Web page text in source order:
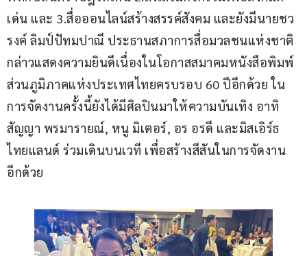
เด่น และ 3.สื่อออนไลน์สร้างสรรค์สังคม และยังมีนายชว
รงค์ ลิมป์ปัทมปาณี ประธานสภาการสื่อมวลชนแห่งชาติ
กล่าวแสดงความยินดีเนื่องในโอกาสสมาคมหนังสือพิมพ์
ส่วนภูมิภาคแห่งประเทศไทยครบรอบ 60 ปีอีกด้วย ใน
การจัดงานครั้งนี้ยังได้มีศิลปินมาให้ความบันเทิง อาทิ
สัญญา พรมารายณ์, หนู มิเตอร์, อร อรดี และมิสเอิร์ธ
ไทยแลนด์ ร่วมเดินบนเวที เพื่อสร้างสีสันในการจัดงาน
อีกด้วย